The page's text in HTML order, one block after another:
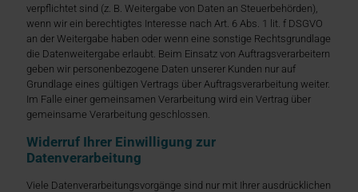
verpflichtet sind (z. B. Weitergabe von Daten an Steuerbehörden),
wenn wir ein berechtigtes Interesse nach Art. 6 Abs. 1 lit. f DSGVO
an der Weitergabe haben oder wenn eine sonstige Rechtsgrundlage
die Datenweitergabe erlaubt. Beim Einsatz von Auftragsverarbeitern
geben wir personenbezogene Daten unserer Kunden nur auf
Grundlage eines gültigen Vertrags über Auftragsverarbeitung weiter.
Im Falle einer gemeinsamen Verarbeitung wird ein Vertrag über
gemeinsame Verarbeitung geschlossen.
Widerruf Ihrer Einwilligung zur
Datenverarbeitung
Viele Datenverarbeitungsvorgänge sind nur mit Ihrer ausdrücklichen